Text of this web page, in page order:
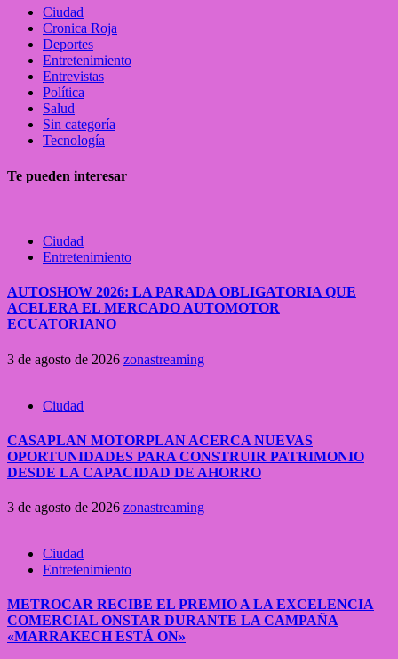
Ciudad
Cronica Roja
Deportes
Entretenimiento
Entrevistas
Política
Salud
Sin categoría
Tecnología
Te pueden interesar
Ciudad
Entretenimiento
AUTOSHOW 2026: LA PARADA OBLIGATORIA QUE
ACELERA EL MERCADO AUTOMOTOR
ECUATORIANO
3 de agosto de 2026 zonastreaming
Ciudad
CASAPLAN MOTORPLAN ACERCA NUEVAS
OPORTUNIDADES PARA CONSTRUIR PATRIMONIO
DESDE LA CAPACIDAD DE AHORRO
3 de agosto de 2026 zonastreaming
Ciudad
Entretenimiento
METROCAR RECIBE EL PREMIO A LA EXCELENCIA
COMERCIAL ONSTAR DURANTE LA CAMPAÑA
«MARRAKECH ESTÁ ON»